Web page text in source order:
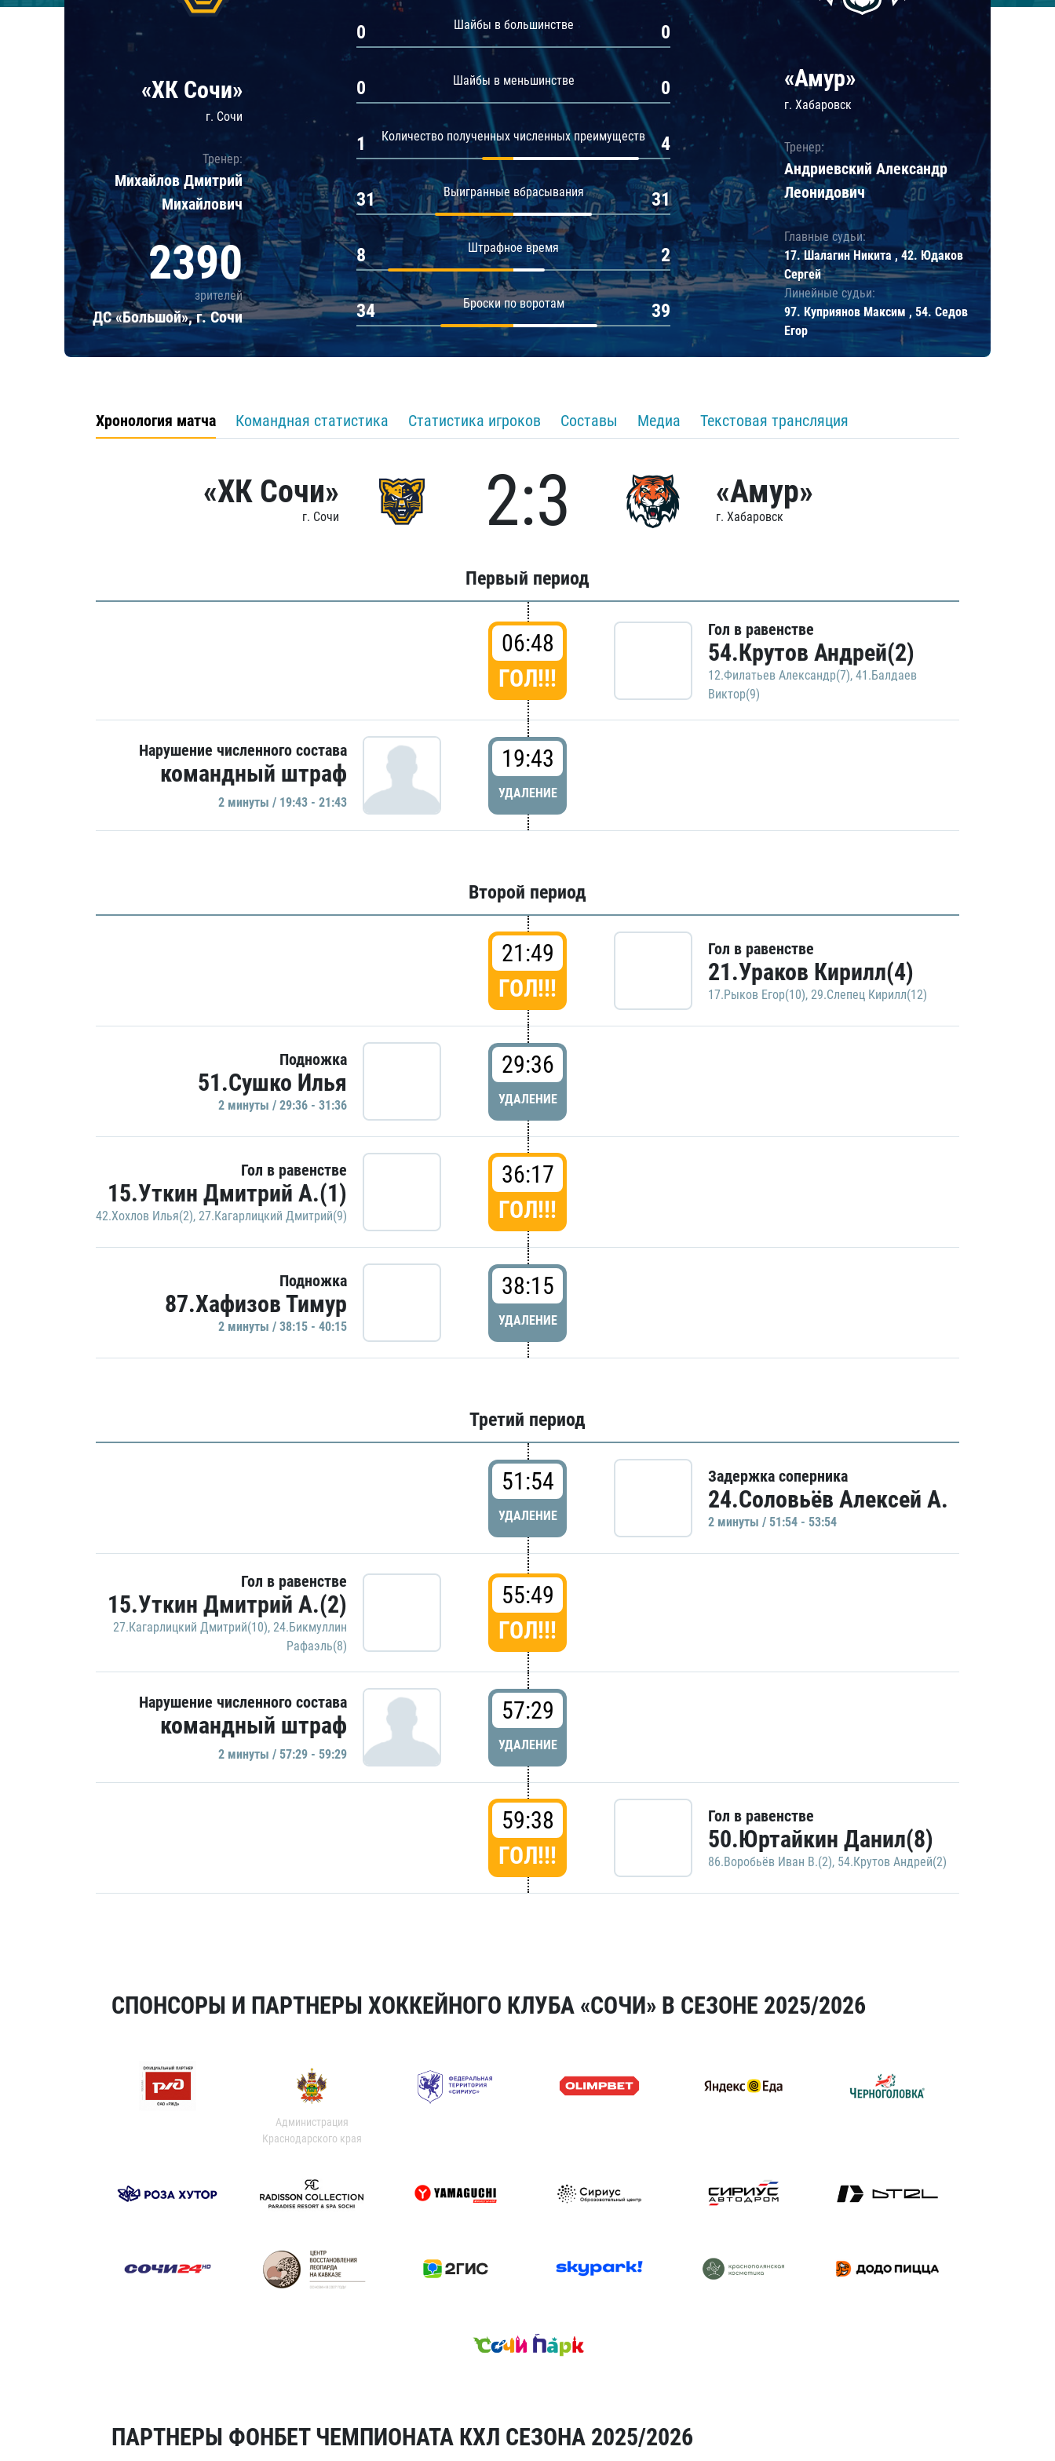
Локомотив
Шанхайские Драконы
Амур
Барыс
«ХК Сочи»
г. Сочи
Тренер:
Михайлов Дмитрий
Михайлович
2390
зрителей
ДС «Большой», г. Сочи
Шайбы в большинстве
0 0
Шайбы в меньшинстве
0 0
Количество полученных численных преимуществ
1 4
Выигранные вбрасывания
31 31
Штрафное время
8 2
Броски по воротам
34 39
«Амур»
г. Хабаровск
Тренер:
Андриевский Александр
Леонидович
Главные судьи:
17. Шалагин Никита , 42. Юдаков
Сергей
Линейные судьи:
97. Куприянов Максим , 54. Седов
Егор
Хронология матча Командная статистика Статистика игроков Составы Медиа Текстовая трансляция
«ХК Сочи»
г. Сочи 2:3 «Амур»
г. Хабаровск
Первый период
06:48
ГОЛ!!!
Гол в равенстве
54.Крутов Андрей(2)
12.Филатьев Александр(7), 41.Балдаев
Виктор(9)
Нарушение численного состава
командный штраф
2 минуты / 19:43 - 21:43
19:43
УДАЛЕНИЕ
Второй период
21:49
ГОЛ!!!
Гол в равенстве
21.Ураков Кирилл(4)
17.Рыков Егор(10), 29.Слепец Кирилл(12)
Подножка
51.Сушко Илья
2 минуты / 29:36 - 31:36
29:36
УДАЛЕНИЕ
Гол в равенстве
15.Уткин Дмитрий А.(1)
42.Хохлов Илья(2), 27.Кагарлицкий Дмитрий(9)
36:17
ГОЛ!!!
Подножка
87.Хафизов Тимур
2 минуты / 38:15 - 40:15
38:15
УДАЛЕНИЕ
Третий период
51:54
УДАЛЕНИЕ
Задержка соперника
24.Соловьёв Алексей А.
2 минуты / 51:54 - 53:54
Гол в равенстве
15.Уткин Дмитрий А.(2)
27.Кагарлицкий Дмитрий(10), 24.Бикмуллин
Рафаэль(8)
55:49
ГОЛ!!!
Нарушение численного состава
командный штраф
2 минуты / 57:29 - 59:29
57:29
УДАЛЕНИЕ
59:38
ГОЛ!!!
Гол в равенстве
50.Юртайкин Данил(8)
86.Воробьёв Иван В.(2), 54.Крутов Андрей(2)
СПОНСОРЫ И ПАРТНЕРЫ ХОККЕЙНОГО КЛУБА «СОЧИ» В СЕЗОНЕ 2025/2026
Администрация
Краснодарского края
ПАРТНЕРЫ ФОНБЕТ ЧЕМПИОНАТА КХЛ СЕЗОНА 2025/2026